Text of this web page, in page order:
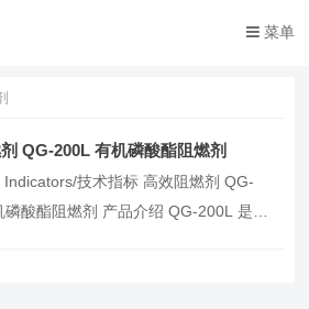
菜单
QG-200L 有机磷酸酯阻燃剂
Indicators/技术指标 高效阻燃剂 QG-
磷酸酯阻燃剂 产品介绍 QG-200L 是优